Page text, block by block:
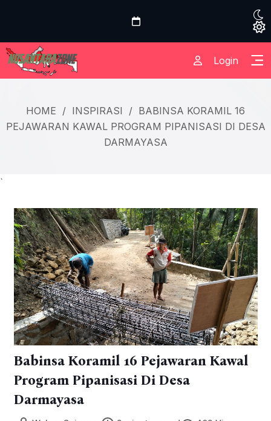
Login
HOME / INSPIRASI / BABINSA KORAMIL 16
PEJAWARAN KAWAL PROGRAM PIPANISASI DI DESA
DARMAYASA
`
Babinsa Koramil 16 Pejawaran Kawal
Program Pipanisasi Di Desa
Darmayasa